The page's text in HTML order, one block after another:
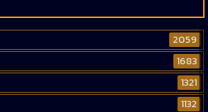
2059
1683
1321
1132